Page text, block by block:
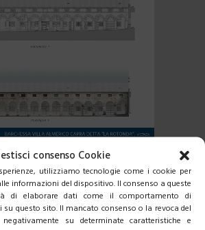
consenso Cookie
utilizziamo tecnologie come i cookie per
informazioni del dispositivo. Il consenso a queste
di elaborare dati come il comportamento di
questo sito. Il mancato consenso o la revoca del
su determinate caratteristiche e